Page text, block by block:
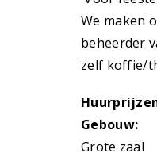
We maken
beheerder
zelf koffie/
Gebouw:
Grote zaal